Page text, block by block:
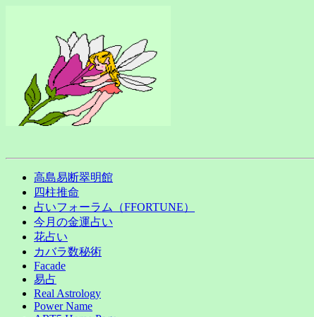
高島易断翠明館
四柱推命
占いフォーラム（FFORTUNE）
今月の金運占い
花占い
カバラ数秘術
Facade
易占
Real Astrology
Power Name